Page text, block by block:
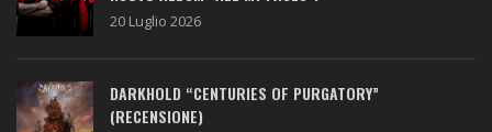
20 Luglio 2026
DARKHOLD “CENTURIES OF PURGATORY”
(RECENSIONE)